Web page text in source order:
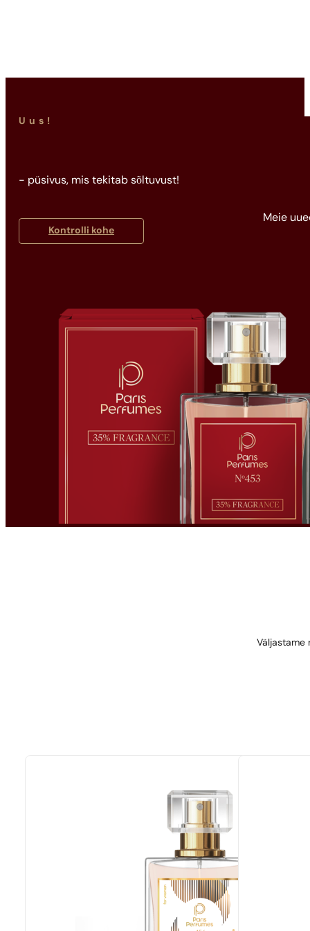
Uus!
- püsivus, mis tekitab sõltuvust!
Meie
Kontrolli kohe
Väljastame